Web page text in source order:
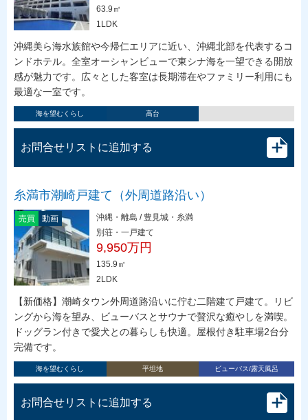
63.9㎡
1LDK
沖縄美ら海水族館や今帰仁エリアに近い、沖縄北部を代表するコ
ンドホテル。全室オーシャンビューで東シナ海を一望できる開放
感が魅力です。広々とした客室は長期滞在やファミリー利用にも
最適な一室です。
海を望むくらし 高台
お問合せリストに追加する
糸満市潮崎戸建て（外周道路沿い）
売買 動画
沖縄・離島 / 豊見城・糸満
別荘・一戸建て
9,950万円
135.9㎡
2LDK
【新価格】潮崎タウン外周道路沿いに佇む二階建て戸建て。リビ
ングから海を望み、ビューバスとサウナで贅沢な癒やしを満喫。
ドッグラン付きで愛犬との暮らしも快適。屋根付き駐車場2台分
完備です。
海を望むくらし 平坦地 ビューバス/露天風呂
お問合せリストに追加する